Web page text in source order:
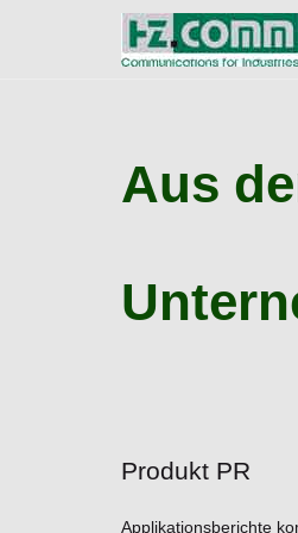
Aus
Produkt PR
Applikationsberichte